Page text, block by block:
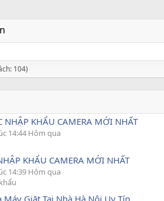
104)
NHẬP KHẨU CAMERA MỚI NHẤT
14:44 Hôm qua
KHẨU CAMERA MỚI NHẤT
14:39 Hôm qua